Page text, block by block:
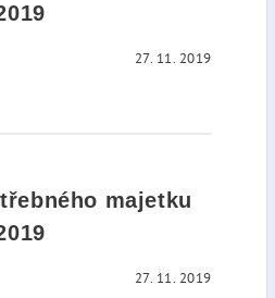
27. 11. 2019
majetku
27. 11. 2019